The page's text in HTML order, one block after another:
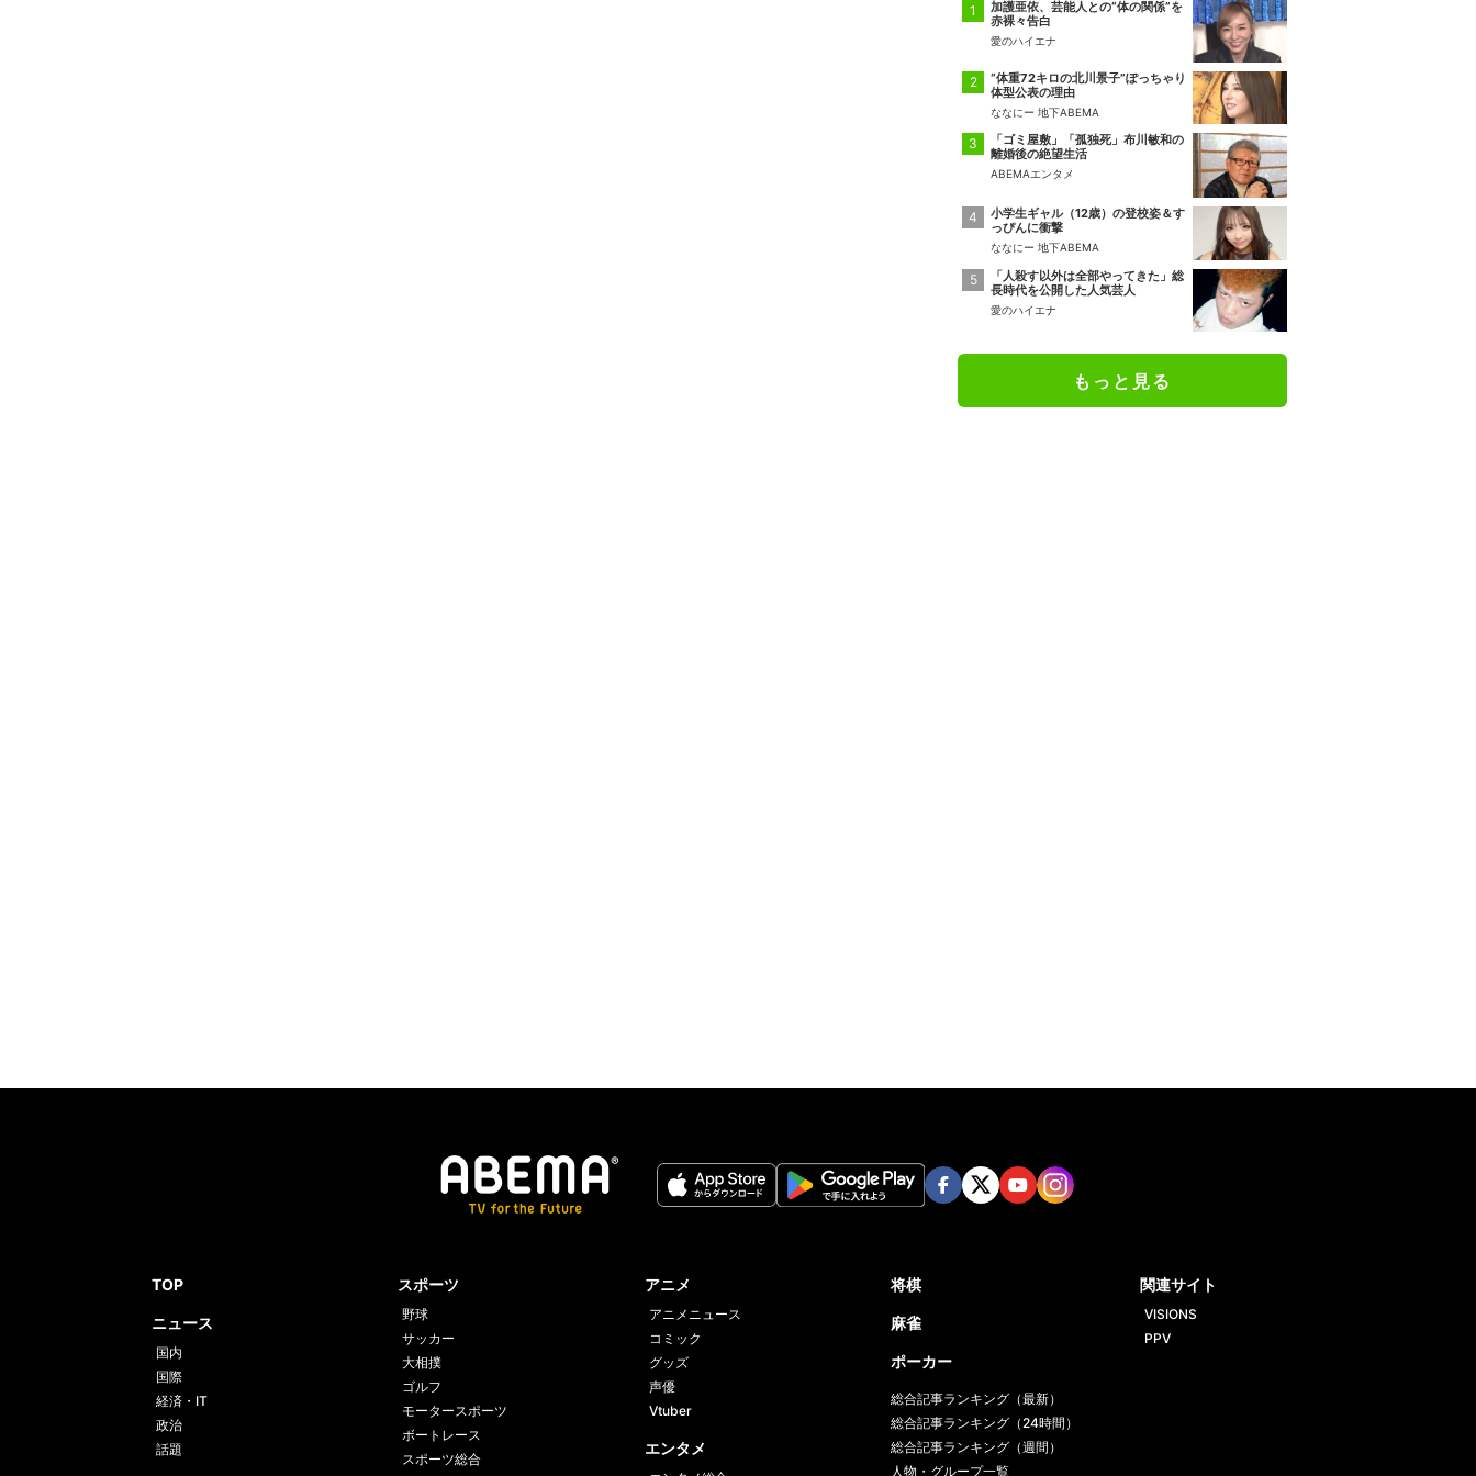
加護亜依、芸能人との“体の関係”を
赤裸々告白
愛のハイエナ
“体重72キロの北川景子”ぽっちゃり
体型公表の理由
ななにー 地下ABEMA
「ゴミ屋敷」「孤独死」布川敏和の
離婚後の絶望生活
ABEMAエンタメ
小学生ギャル（12歳）の登校姿＆す
っぴんに衝撃
ななにー 地下ABEMA
「人殺す以外は全部やってきた」総
長時代を公開した人気芸人
愛のハイエナ
もっと見る
TOP
ニュース
国内
国際
経済・IT
政治
話題
スポーツ
野球
サッカー
大相撲
ゴルフ
モータースポーツ
ボートレース
スポーツ総合
アニメ
アニメニュース
コミック
グッズ
声優
Vtuber
エンタメ
将棋
麻雀
ポーカー
総合記事ランキング（最新）
総合記事ランキング（24時間）
総合記事ランキング（週間）
人物・グループ一覧
関連サイト
VISIONS
PPV